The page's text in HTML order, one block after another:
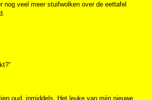
veel meer stuifwolken over de eettafel
oud, inmiddels. Het leuke van mijn nieuwe